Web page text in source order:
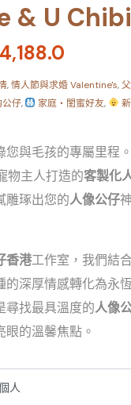
& U Chibi
4,188.0
,情人節與求婚 Valentine's,
公仔, 家庭・閨蜜好友,
您與毛孩的專屬里程
物主人打造的客製化
雕琢出您的人像公仔
香港工作室，我們結
的深厚情感轉化為永
尋找最具溫度的人像
的溫馨焦點。